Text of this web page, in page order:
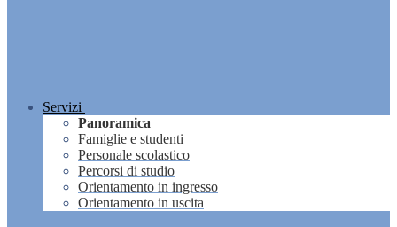
Servizi
Panoramica
Famiglie e studenti
Personale scolastico
Percorsi di studio
Orientamento in ingresso
Orientamento in uscita